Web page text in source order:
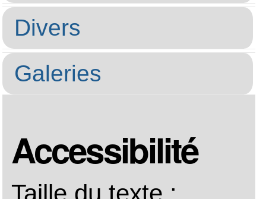
4— Focus sur le
recherche
— Recherche
— Arbre de
9 — Informations de